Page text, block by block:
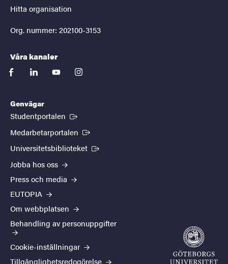
Hitta organisation
Org. nummer: 202100-3153
Våra kanaler
facebooklinkedinyoutubeinstagram
Genvägar
Studentportalen (Extern länk)
Medarbetarportalen (Extern länk)
Universitetsbiblioteket (Extern länk)
Jobba hos oss
Press och media
EUTOPIA
Om webbplatsen
Behandling av personuppgifter
Cookie-inställningar
Tillgänglighetsredogörelse